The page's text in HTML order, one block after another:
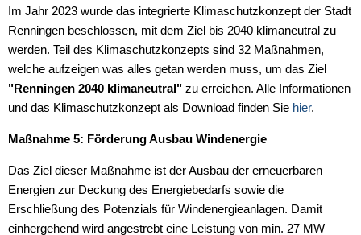
Im Jahr 2023 wurde das integrierte Klimaschutzkonzept der Stadt
Renningen beschlossen, mit dem Ziel bis 2040 klimaneutral zu
werden. Teil des Klimaschutzkonzepts sind 32 Maßnahmen,
welche aufzeigen was alles getan werden muss, um das Ziel
"Renningen 2040 klimaneutral" zu erreichen. Alle Informationen
und das Klimaschutzkonzept als Download finden Sie hier.
Maßnahme 5: Förderung Ausbau Windenergie
Das Ziel dieser Maßnahme ist der Ausbau der erneuerbaren
Energien zur Deckung des Energiebedarfs sowie die
Erschließung des Potenzials für Windenergieanlagen. Damit
einhergehend wird angestrebt eine Leistung von min. 27 MW